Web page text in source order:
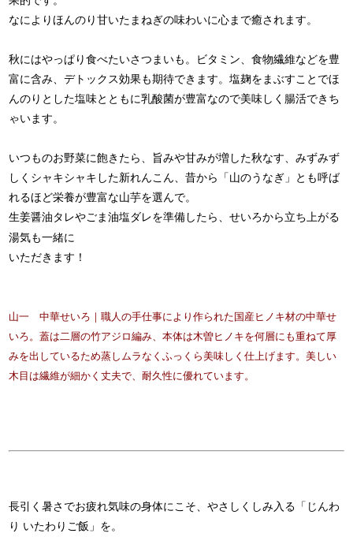
なによりほんのり甘いたまねぎの味わいに心まで癒されます。
秋にはやっぱり食べたいさつまいも。ビタミン、食物繊維などを豊
富に含み、デトックス効果も期待できます。塩麹をまぶすことでほ
んのりとした塩味とともに乳酸菌が豊富なので美味しく腸活できち
ゃいます。
いつものお野菜に飽きたら、旨みや甘みが増した秋なす、みずみず
しくシャキシャキした新れんこん、昔から「山のうなぎ」とも呼ば
れるほど栄養が豊富な山芋を選んで。
生姜醤油タレやごま油塩ダレを準備したら、せいろから立ち上がる
湯気も一緒に
いただきます！
山一 中華せいろ｜職人の手仕事により作られた国産ヒノキ材の中華せ
いろ。蓋は二層の竹アジロ編み、本体は木曽ヒノキを何層にも重ねて厚
みを出しているため蒸しムラなくふっくら美味しく仕上げます。美しい
木目は繊維が細かく丈夫で、耐久性に優れています。
長引く暑さでお疲れ気味の身体にこそ、やさしくしみ入る「じんわ
り いたわりご飯」を。